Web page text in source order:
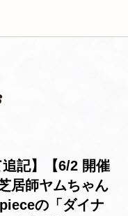
追記】【6/2 開催
居師ヤムちゃん
の「ダイナ